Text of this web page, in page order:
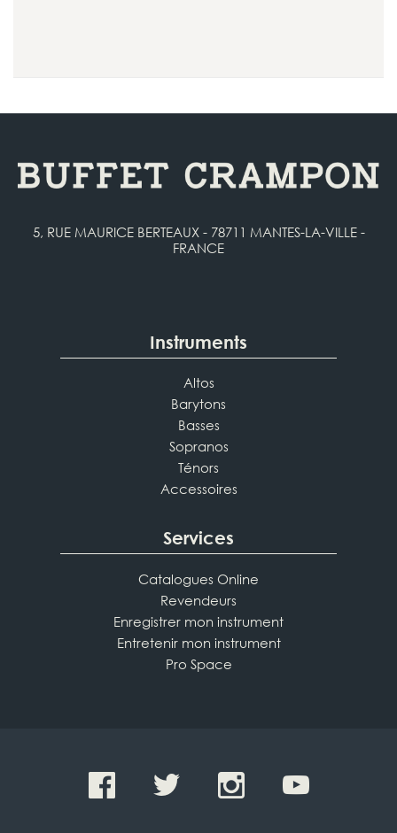
5, RUE MAURICE BERTEAUX - 78711 MANTES-LA-VILLE -
FRANCE
Instruments
Altos
Barytons
Basses
Sopranos
Ténors
Accessoires
Services
Catalogues Online
Revendeurs
Enregistrer mon instrument
Entretenir mon instrument
Pro Space